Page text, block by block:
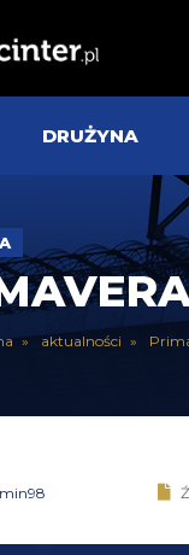
DRUŻYNA
aktualności